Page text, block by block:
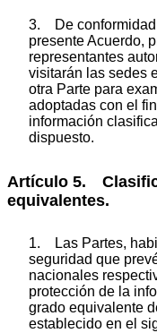
3. De conformidad
presente Acuerdo,
representantes
visitarán las sedes
otra Parte para
adoptadas con el
información
dispuesto.
Artículo 5.
equivalentes.
1. Las Partes,
seguridad que
nacionales
protección de la
grado equivalente
establecido en el